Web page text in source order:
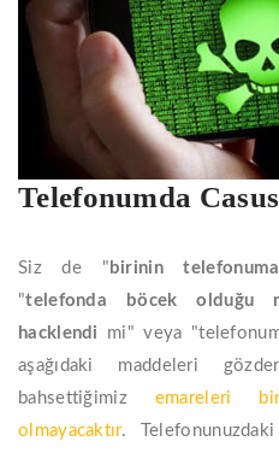
Telefonumda Casus
Siz de " birinin
"telefonda böcek olduğu
hacklendi
mi" veya
aşağıdaki maddeleri
bahsettiğimiz emareleri
olmayacaktır.